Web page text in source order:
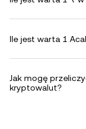
Ile jest warta 1
Jak mogę
kryptowalut?